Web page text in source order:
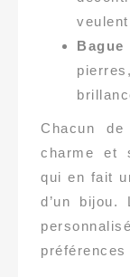
Chacun
charme et
qui en fait
d’un bijou.
préférences